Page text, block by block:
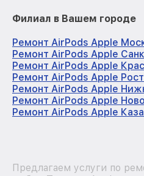
Филиал в Вашем городе
Ремонт AirPods Apple
Ремонт AirPods Apple
Ремонт AirPods Apple
Ремонт AirPods Apple
Ремонт AirPods Apple
Ремонт AirPods Apple
Ремонт AirPods Apple
Предлагаем услуги по